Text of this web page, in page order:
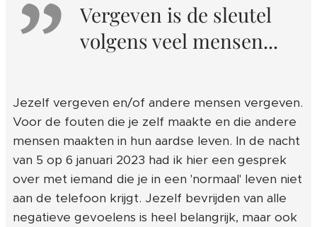
Vergeven is de sleutel
volgens veel mensen...
Jezelf vergeven en/of andere mensen vergeven.
Voor de fouten die je zelf maakte en die andere
mensen maakten in hun aardse leven. In de nacht
van 5 op 6 januari 2023 had ik hier een gesprek
over met iemand die je in een 'normaal' leven niet
aan de telefoon krijgt. Jezelf bevrijden van alle
negatieve gevoelens is heel belangrijk, maar ook